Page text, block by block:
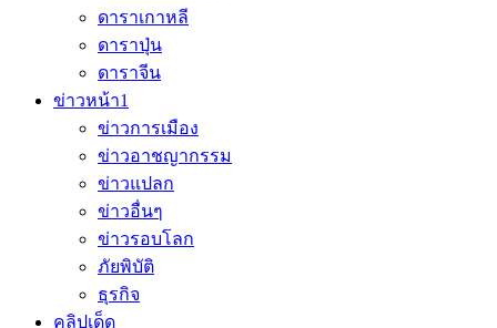
ดาราเกาหลี
ดาราปุ่น
ดาราจีน
ข่าวหน้า1
ข่าวการเมือง
ข่าวอาชญากรรม
ข่าวแปลก
ข่าวอื่นๆ
ข่าวรอบโลก
ภัยพิบัติ
ธุรกิจ
คลิปเด็ด